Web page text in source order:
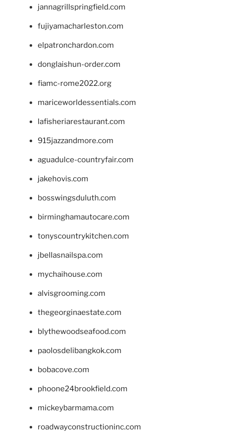
jannagrillspringfield.com
fujiyamacharleston.com
elpatronchardon.com
donglaishun-order.com
fiamc-rome2022.org
mariceworldessentials.com
lafisheriarestaurant.com
915jazzandmore.com
aguadulce-countryfair.com
jakehovis.com
bosswingsduluth.com
birminghamautocare.com
tonyscountrykitchen.com
jbellasnailspa.com
mychaihouse.com
alvisgrooming.com
thegeorginaestate.com
blythewoodseafood.com
paolosdelibangkok.com
bobacove.com
phoone24brookfield.com
mickeybarmama.com
roadwayconstructioninc.com